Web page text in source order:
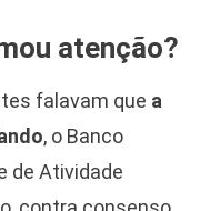
atenção?
falavam que a
, o Banco
de Atividade